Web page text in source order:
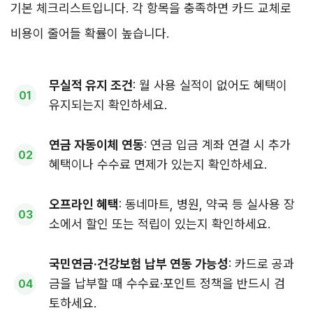
기본 체크리스트입니다. 각 항목을 충족하면 카드 교체로
비용이 줄어들 확률이 높습니다.
무실적 유지 조건: 월 사용 실적이 없어도 혜택이
유지되는지 확인하세요.
연금 자동이체 연동: 연금 입금 계좌 연결 시 추가
혜택이나 수수료 면제가 있는지 확인하세요.
오프라인 혜택: 동네마트, 병원, 약국 등 실사용 장
소에서 할인 또는 적립이 있는지 확인하세요.
국민연금·건강보험 납부 연동 가능성: 카드로 공과
금을 납부할 때 수수료·포인트 정책을 반드시 검
토하세요.